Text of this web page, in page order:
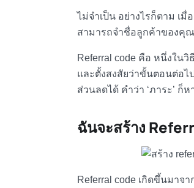
ไม่จำเป็น อย่างไรก็ตาม เ
สามารถจำชื่อลูกค้าของคุ
Referral code คือ หนึ่งในวิ
และตั้งสงสัยว่าขั้นตอนต่อไ
ส่วนลดได้ คำว่า ‘ภาระ’ ก็
ฉันจะสร้าง
Referral code เกิดขึ้นมา